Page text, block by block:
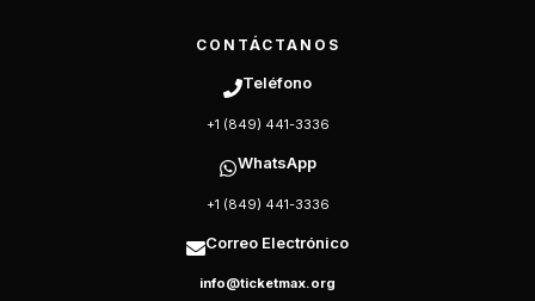
CONTÁCTANOS
Teléfono
+1 (849) 441-3336
WhatsApp
+1 (849) 441-3336
Correo Electrónico
info@ticketmax.org